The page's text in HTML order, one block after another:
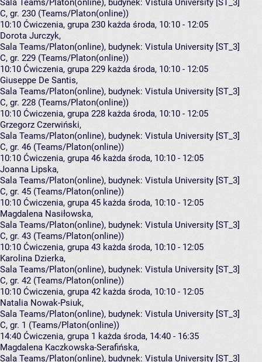
Sala Teams/Platon(online), budynek: Vistula University [ST_3]
C, gr. 230 (Teams/Platon(online))
10:10 Ćwiczenia, grupa 230 każda środa, 10:10 - 12:05
Dorota Jurczyk,
Sala Teams/Platon(online), budynek: Vistula University [ST_3]
C, gr. 229 (Teams/Platon(online))
10:10 Ćwiczenia, grupa 229 każda środa, 10:10 - 12:05
Giuseppe De Santis,
Sala Teams/Platon(online), budynek: Vistula University [ST_3]
C, gr. 228 (Teams/Platon(online))
10:10 Ćwiczenia, grupa 228 każda środa, 10:10 - 12:05
Grzegorz Czerwiński,
Sala Teams/Platon(online), budynek: Vistula University [ST_3]
C, gr. 46 (Teams/Platon(online))
10:10 Ćwiczenia, grupa 46 każda środa, 10:10 - 12:05
Joanna Lipska,
Sala Teams/Platon(online), budynek: Vistula University [ST_3]
C, gr. 45 (Teams/Platon(online))
10:10 Ćwiczenia, grupa 45 każda środa, 10:10 - 12:05
Magdalena Nasiłowska,
Sala Teams/Platon(online), budynek: Vistula University [ST_3]
C, gr. 43 (Teams/Platon(online))
10:10 Ćwiczenia, grupa 43 każda środa, 10:10 - 12:05
Karolina Dzierka,
Sala Teams/Platon(online), budynek: Vistula University [ST_3]
C, gr. 42 (Teams/Platon(online))
10:10 Ćwiczenia, grupa 42 każda środa, 10:10 - 12:05
Natalia Nowak-Psiuk,
Sala Teams/Platon(online), budynek: Vistula University [ST_3]
C, gr. 1 (Teams/Platon(online))
14:40 Ćwiczenia, grupa 1 każda środa, 14:40 - 16:35
Magdalena Kaczkowska-Serafińska,
Sala Teams/Platon(online), budynek: Vistula University [ST_3]